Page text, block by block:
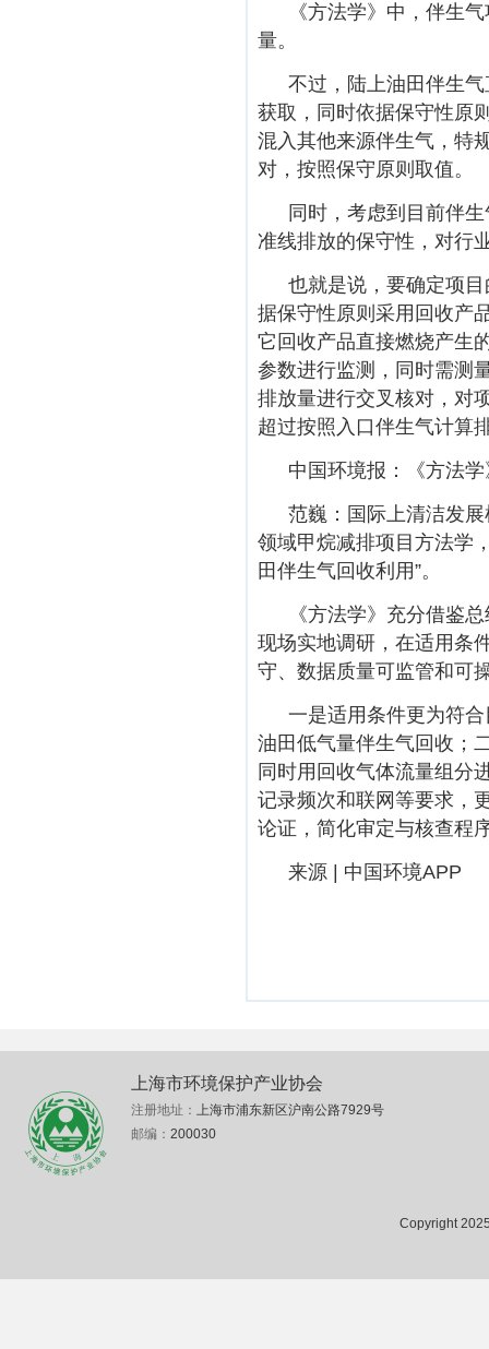
《方法学》中，伴生
量。
不过，陆上油田伴生
获取，同时依据保守性原
混入其他来源伴生气，特
对，按照保守原则取值。
同时，考虑到目前伴
准线排放的保守性，对行
也就是说，要确定项
据保守性原则采用回收产
它回收产品直接燃烧产生
参数进行监测，同时需测
排放量进行交叉核对，对
超过按照入口伴生气计算
中国环境报：《方法
范巍：国际上清洁发
领域甲烷减排项目方法学
田伴生气回收利用”。
《方法学》充分借鉴
现场实地调研，在适用条
守、数据质量可监管和可
一是适用条件更为符
油田低气量伴生气回收；
同时用回收气体流量组分
记录频次和联网等要求，
论证，简化审定与核查程
来源 | 中国环境APP
上海市环境保护产业协会
注册地址： 上海市浦东新区沪南公路7929号
邮编： 200030
Copyright